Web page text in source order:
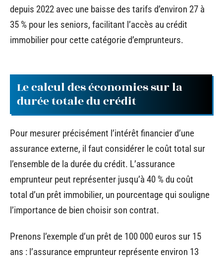
depuis 2022 avec une baisse des tarifs d’environ 27 à
35 % pour les seniors, facilitant l’accès au crédit
immobilier pour cette catégorie d’emprunteurs.
Le calcul des économies sur la
durée totale du crédit
Pour mesurer précisément l’intérêt financier d’une
assurance externe, il faut considérer le coût total sur
l’ensemble de la durée du crédit. L’assurance
emprunteur peut représenter jusqu’à 40 % du coût
total d’un prêt immobilier, un pourcentage qui souligne
l’importance de bien choisir son contrat.
Prenons l’exemple d’un prêt de 100 000 euros sur 15
ans : l’assurance emprunteur représente environ 13